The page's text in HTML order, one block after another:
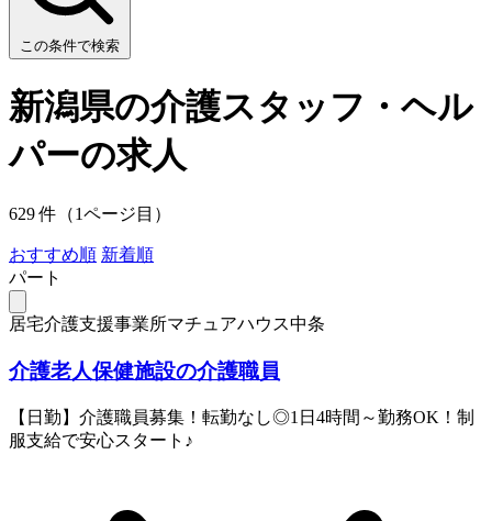
この条件で検索
新潟県の介護スタッフ・ヘル
パーの求人
629 件（1ページ目）
おすすめ順 新着順
パート
居宅介護支援事業所マチュアハウス中条
介護老人保健施設の介護職員
【日勤】介護職員募集！転勤なし◎1日4時間～勤務OK！制
服支給で安心スタート♪